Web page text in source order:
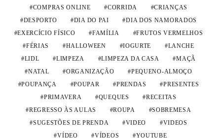
COMPRAS ONLINE CORRIDA
CRIANÇAS
DESPORTO
DIA DO PAI
DIA DOS NAMORADOS
EXERCÍCIO FÍSICO
FAMÍLIA
FRUTOS VERMELHOS
FÉRIAS
HALLOWEEN IOGURTE
LANCHE
LIDL
LIMPEZA LIMPEZA DA CASA
MAÇÃ
NATAL
ORGANIZAÇÃO
PEQUENO-ALMOÇO
POUPANÇA
POUPAR PRENDAS
PRESENTES
PRIMAVERA
QUEQUES
RECEITAS
REGRESSO ÀS AULAS
ROUPA
SOBREMESA
SUGESTÕES DE PRENDA
VIDEO
VIDEOS
VÍDEO
VÍDEOS YOUTUBE